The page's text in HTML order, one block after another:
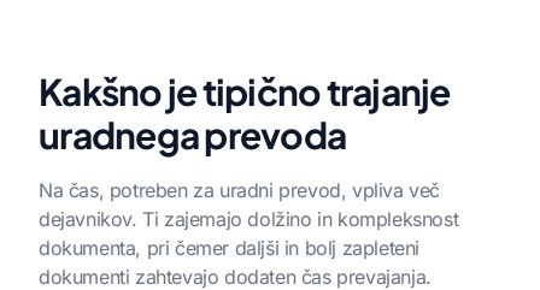
Kakšno je tipično trajanje
uradnega prevoda
Na čas, potreben za uradni prevod, vpliva več
dejavnikov. Ti zajemajo dolžino in kompleksnost
dokumenta, pri čemer daljši in bolj zapleteni
dokumenti zahtevajo dodaten čas prevajanja.